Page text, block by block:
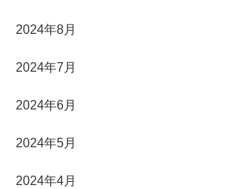
2024年8月
2024年7月
2024年6月
2024年5月
2024年4月